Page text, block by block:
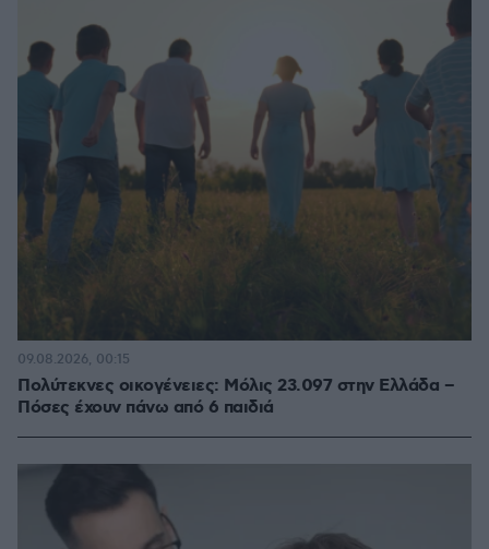
Πολύτεκνες οικογένειες: Μόλις 23.097 στην Ελλάδα –
Πόσες έχουν πάνω από 6 παιδιά
09.08.2026, 00:15